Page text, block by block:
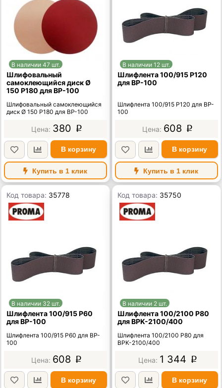
В наличии 47 шт.
Шлифовальный
самоклеющийся диск Ø
150 Р180 для BP-100
Шлифовальный самоклеющийся
диск Ø 150 Р180 для BP-100
380 p
В корзину
Купить в 1 клик
В наличии 12 шт.
Шлифлента 100/915 Р120
для BP-100
Шлифлента 100/915 Р120 для BP-
100
608 p
В корзину
Купить в 1 клик
Код товара: 35778
В наличии 32 шт.
Шлифлента 100/915 Р60
для BP-100
Шлифлента 100/915 Р60 для BP-
100
608 p
В корзину
Код товара: 35750
В наличии 2 шт.
Шлифлента 100/2100 Р80
для BPK-2100/400
Шлифлента 100/2100 Р80 для
BPK-2100/400
1 344 p
В корзину